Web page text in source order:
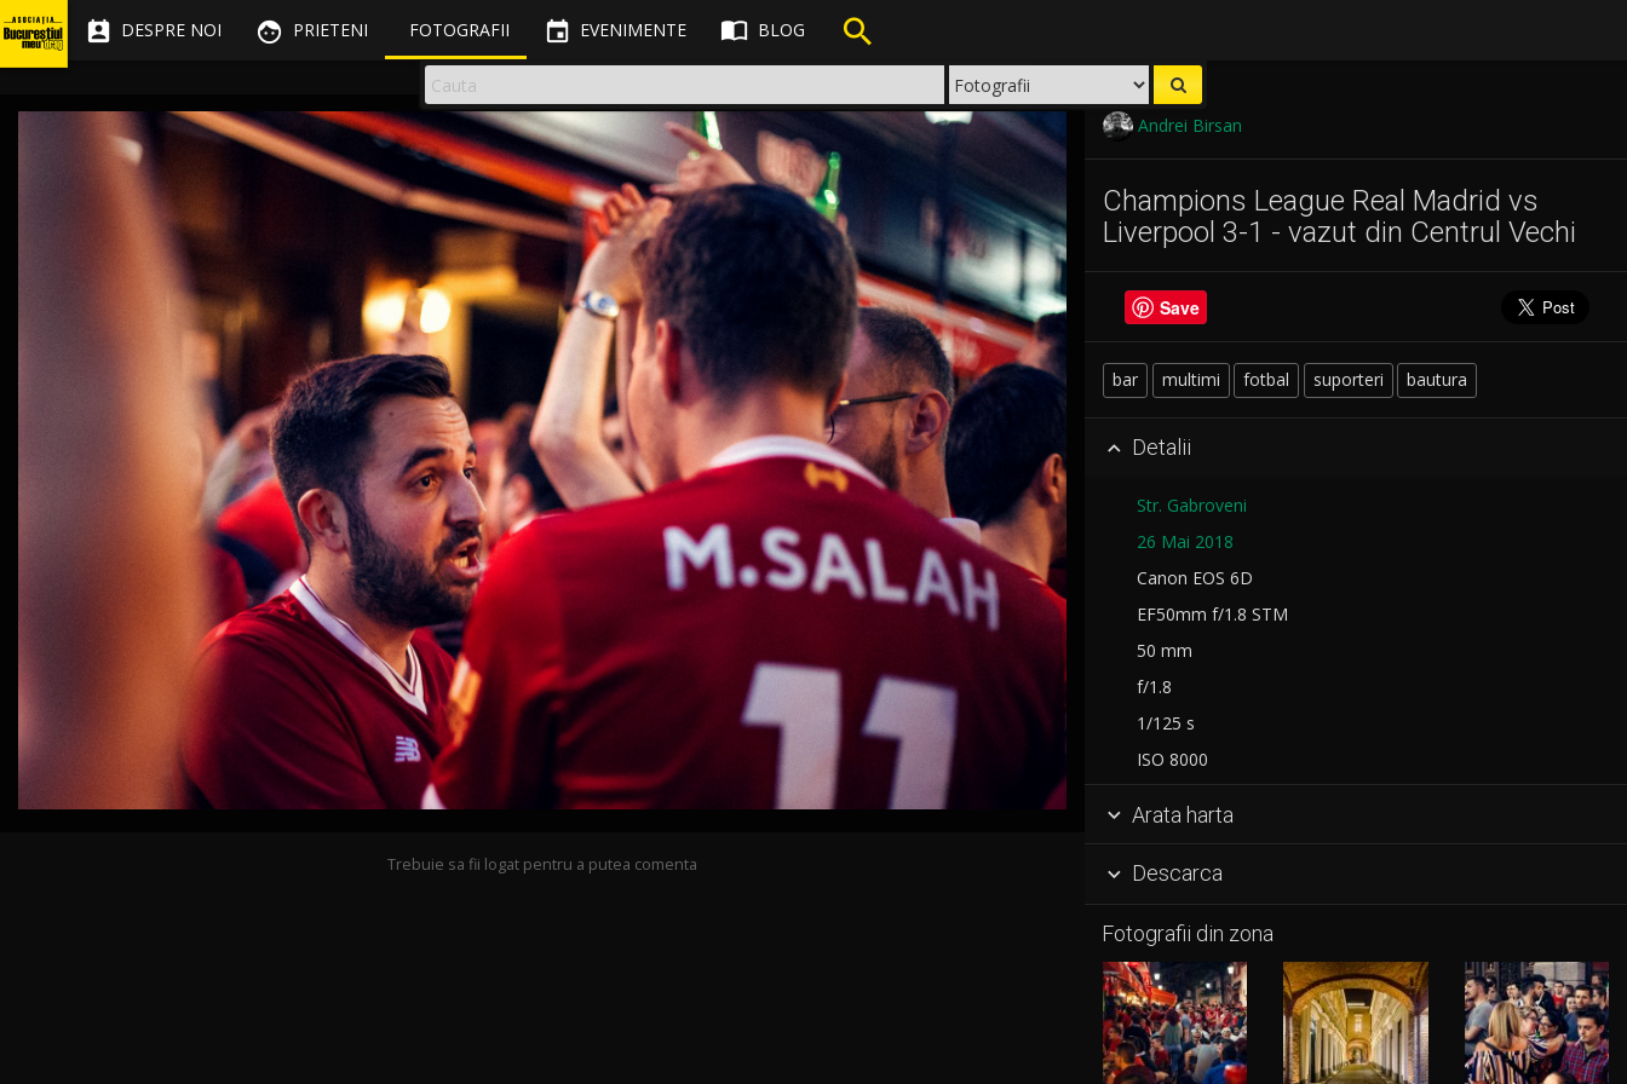
 DESPRE NOI  PRIETENI FOTOGRAFII  EVENIMENTE  BLOG 
Andrei Birsan
Champions League Real Madrid vs
Liverpool 3-1 - vazut din Centrul Vechi
Save
bar multimi fotbal suporteri bautura
 Detalii
Str. Gabroveni
26 Mai 2018
Canon EOS 6D
EF50mm f/1.8 STM
50 mm
f/1.8
1/125 s
ISO 8000
 Arata harta
 Descarca
Fotografii din zona
Trebuie sa fii logat pentru a putea comenta